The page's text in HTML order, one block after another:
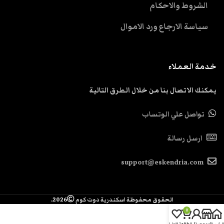
الشروط والاحكام
سياسة الارجاع ورد الاموال
خدمة العملاء
يمكنك الاتصال بنا من خلال الطرق التالية
تواصل علي الوتساب
ارسل رسالة
support@eskendria.com
الحقوق محفوظة اسكندرية دوت كوم 2026.
0